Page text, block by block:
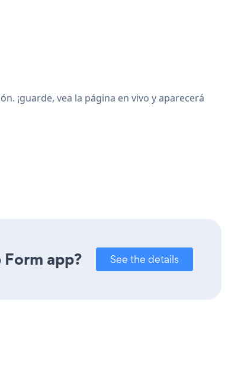
¡guarde, vea la página en vivo y aparecerá
app? See the details